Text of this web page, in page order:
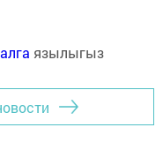
язылыгыз